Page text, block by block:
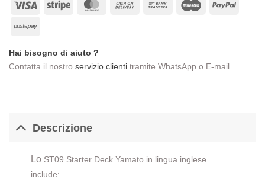
Visa Stripe MasterCard
Cash
Bank
Maestro
Postepay
Hai bisogno di aiuto ?
Contatta il nostro servizio clienti tramite WhatsApp o E-mail
Descrizione
Lo ST09 Starter Deck Yamato in lingua inglese
include: